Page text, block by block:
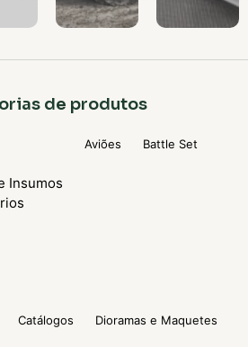
de produtos
Insumos
Aviões Battle Set
Catálogos Dioramas e Maquetes